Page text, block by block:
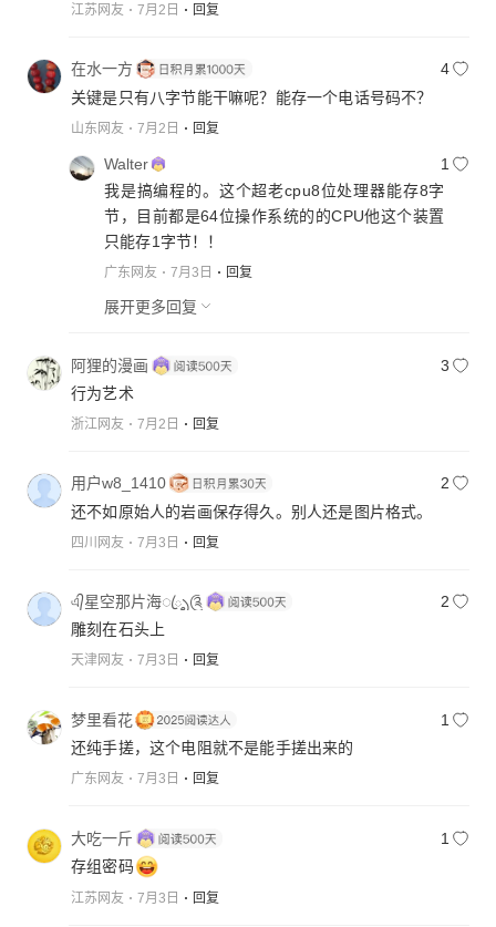
江苏网友 7月2日 回复
在水一方
4
关键是只有八字节能干嘛呢？能存一个电话号码不？
山东网友 7月2日 回复
Walter
1
我是搞编程的。这个超老cpu8位处理器能存8字
节，目前都是64位操作系统的的CPU他这个装置
只能存1字节！！
广东网友 7月3日 回复
展开更多回复
阿狸的漫画
3
行为艺术
浙江网友 7月2日 回复
用户w8_1410
2
还不如原始人的岩画保存得久。别人还是图片格式。
四川网友 7月3日 回复
এ᭄星空那片海ꦿృ༊
2
雕刻在石头上
天津网友 7月3日 回复
梦里看花
1
还纯手搓，这个电阻就不是能手搓出来的
广东网友 7月3日 回复
大吃一斤
1
存组密码
江苏网友 7月3日 回复